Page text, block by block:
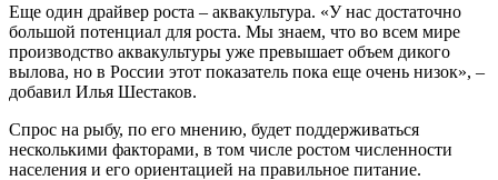
Еще один драйвер роста – аквакультура. «У нас достаточно
большой потенциал для роста. Мы знаем, что во всем мире
производство аквакультуры уже превышает объем дикого
вылова, но в России этот показатель пока еще очень низок», –
добавил Илья Шестаков.
Спрос на рыбу, по его мнению, будет поддерживаться
несколькими факторами, в том числе ростом численности
населения и его ориентацией на правильное питание.